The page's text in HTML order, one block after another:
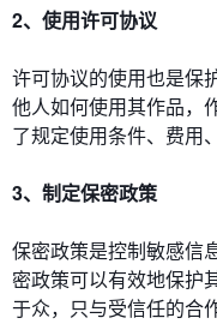
2、使用许可协议
许可协议的使用也是保
他人如何使用其作品，
了规定使用条件、费用
3、制定保密政策
保密政策是控制敏感信
密政策可以有效地保护
于众，只与受信任的合